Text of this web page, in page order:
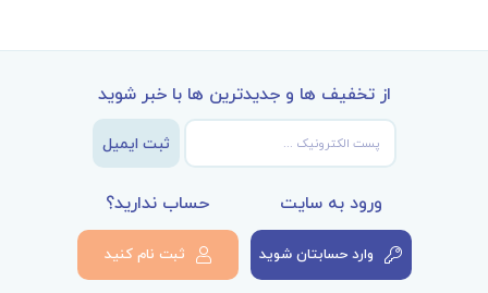
از تخفیف ها و جدیدترین ها با خبر شوید
ثبت ایمیل
ورود به سایت
وارد حسابتان شوید
حساب ندارید؟
ثبت نام کنید